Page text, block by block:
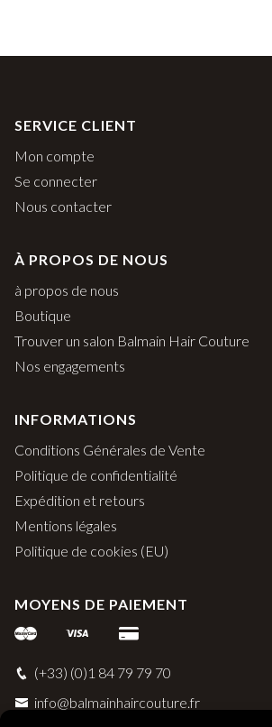
SERVICE CLIENT
Mon compte
Se connecter
Nous contacter
À PROPOS DE NOUS
à propos de nous
Boutique
Trouver un salon Balmain Hair Couture
Nos engagements
INFORMATIONS
Conditions Générales de Vente
Politique de confidentialité
Expédition et retours
Mentions légales
Politique de cookies (EU)
MOYENS DE PAIEMENT
(+33) (0)1 84 79 79 70
info@balmainhaircouture.fr